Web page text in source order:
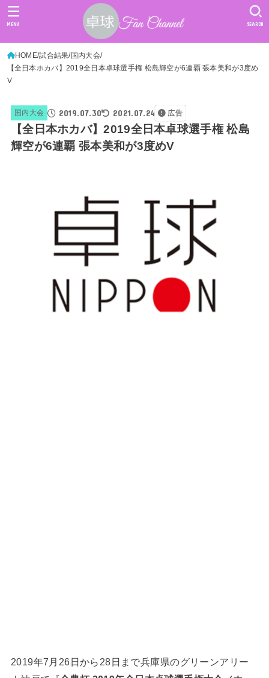
SEARCH
MENU
HOME 試合結果 国内大会
【全日本ホカバ】2019全日本卓球選手権 松島輝空が6連覇 張本美和が3度め
V
国内大会 2019.07.30 2021.07.24 広告
【全日本ホカバ】2019全日本卓球選手権 松島
輝空が6連覇 張本美和が3度めV
2019年7月26日から28日まで兵庫県のグリーンアリー